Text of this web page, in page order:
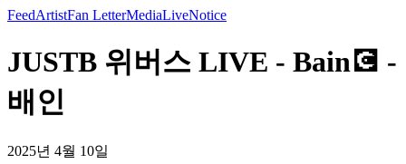
FeedArtistFan LetterMediaLiveNotice
JUSTB 위버스 LIVE - Bain💽 -
배인
2025년 4월 10일